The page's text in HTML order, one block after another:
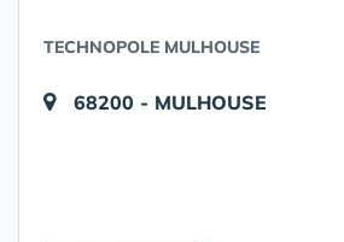
TECHNOPOLE MULHOUSE
68200 - MULHOUSE